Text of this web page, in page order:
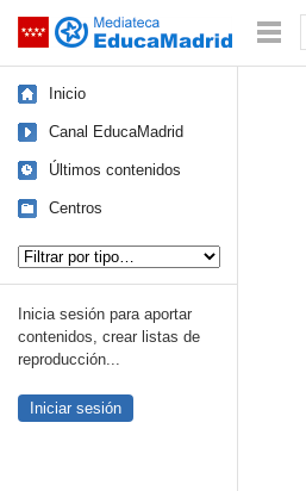
Saltar navegación
Inicio
Canal EducaMadrid
Últimos contenidos
Centros
Inicia sesión para aportar
contenidos, crear listas de
reproducción...
Iniciar sesión